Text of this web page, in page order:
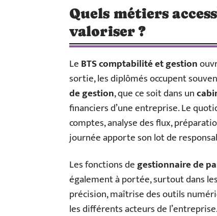
Quels métiers
valoriser ?
LeBTS comptabilité et gestion
sortie, les diplômés occupent
de gestion, que ce soit dans un
financiers d’une entreprise. Le
comptes, analyse des flux,
journée apporte son lot de
Les fonctions degestionnaire de
également à portée, surtout dans
précision, maîtrise des outils
les différents acteurs de